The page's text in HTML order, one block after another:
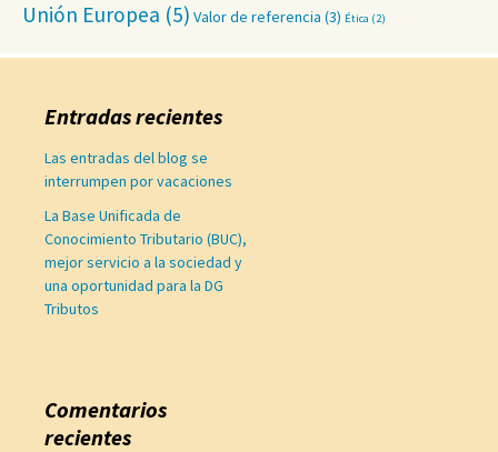
Unión Europea (5) Valor de referencia (3) Ética (2)
Entradas recientes
Las entradas del blog se
interrumpen por vacaciones
La Base Unificada de
Conocimiento Tributario (BUC),
mejor servicio a la sociedad y
una oportunidad para la DG
Tributos
Comentarios
recientes